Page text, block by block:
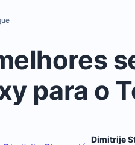
para o
Dimitrije